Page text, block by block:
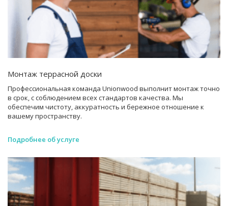
Монтаж террасной доски
Профессиональная команда Unionwood выполнит монтаж точно
в срок, с соблюдением всех стандартов качества. Мы
обеспечим чистоту, аккуратность и бережное отношение к
вашему пространству.
Подробнее об услуге